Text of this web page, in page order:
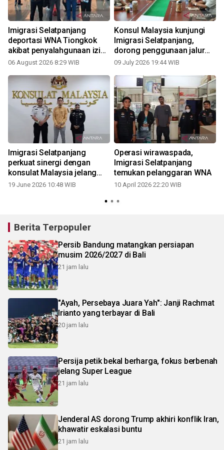
Imigrasi Selatpanjang
deportasi WNA Tiongkok
akibat penyalahgunaan izin
tinggal
06 August 2026 8:29 WIB
Konsul Malaysia kunjungi
Imigrasi Selatpanjang,
dorong penggunaan jalur
legal untuk lindungi PMI
09 July 2026 19:44 WIB
Imigrasi Selatpanjang
perkuat sinergi dengan
konsulat Malaysia jelang
Forum Sosek Malindo 2026
19 June 2026 10:48 WIB
Operasi wirawaspada,
Imigrasi Selatpanjang
temukan pelanggaran WNA
10 April 2026 22:20 WIB
Berita Terpopuler
Persib Bandung matangkan persiapan
musim 2026/2027 di Bali
21 jam lalu
"Ayah, Persebaya Juara Yah": Janji Rachmat
Irianto yang terbayar di Bali
20 jam lalu
Persija petik bekal berharga, fokus berbenah
jelang Super League
21 jam lalu
Jenderal AS dorong Trump akhiri konflik Iran,
khawatir eskalasi buntu
21 jam lalu